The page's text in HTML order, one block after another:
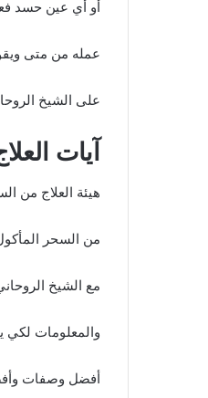
أو أي عين حسد
عمله من متى
على الشيخ
آيات
هيئة العلاج من
من السحر
مع الشيخ
والمعلومات لكي
أفضل وصفات